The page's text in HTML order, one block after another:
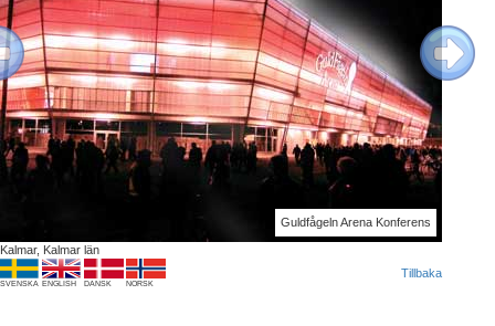
Guldfågeln Arena Konferens
Kalmar, Kalmar län
SVENSKA ENGLISH DANSK NORSK
Tillbaka